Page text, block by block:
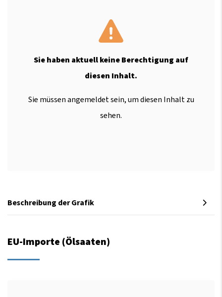
Sie haben aktuell keine Berechtigung auf
diesen Inhalt.
Sie müssen angemeldet sein, um diesen Inhalt zu
sehen.
Beschreibung der Grafik
EU-Importe (Ölsaaten)